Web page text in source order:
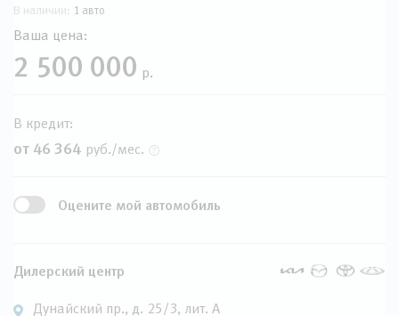
В наличии: 1 авто
Ваша цена:
2 500 000 р.
В кредит:
от 46 364 руб./мес.
Оцените мой автомобиль
Дилерский центр
Дунайский пр., д. 25/3, лит. А